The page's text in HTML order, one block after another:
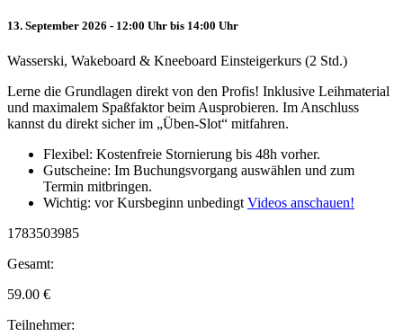
13. September 2026 - 12:00 Uhr bis 14:00 Uhr
Wasserski, Wakeboard & Kneeboard Einsteigerkurs (2 Std.)
Lerne die Grundlagen direkt von den Profis! Inklusive Leihmaterial
und maximalem Spaßfaktor beim Ausprobieren. Im Anschluss
kannst du direkt sicher im „Üben-Slot“ mitfahren.
Flexibel: Kostenfreie Stornierung bis 48h vorher.
Gutscheine: Im Buchungsvorgang auswählen und zum
Termin mitbringen.
Wichtig: vor Kursbeginn unbedingt Videos anschauen!
1783503985
Gesamt:
59.00 €
Teilnehmer: